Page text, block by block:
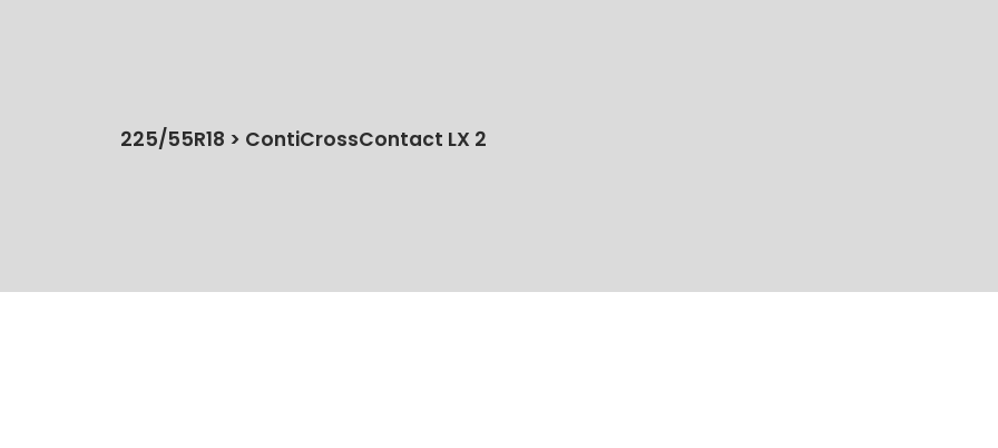
225/55R18 > ContiCrossContact LX 2